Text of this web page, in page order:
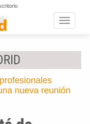
Toggle
nueva reunión